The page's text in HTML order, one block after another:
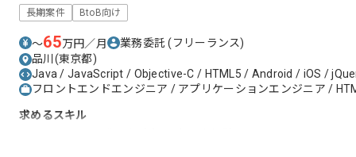
長期案件 BtoB向け
〜65万円／月 業務委託(フリーランス)
品川(東京都)
Java / JavaScript / Objective-C / HTML5 / Android / iOS /
フロントエンドエンジニア / アプリケーションエンジニア /
求めるスキル